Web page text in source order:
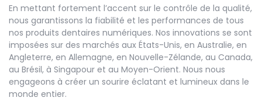
En mettant fortement l’accent sur le contrôle de la qualité,
nous garantissons la fiabilité et les performances de tous
nos produits dentaires numériques. Nos innovations se sont
imposées sur des marchés aux États-Unis, en Australie, en
Angleterre, en Allemagne, en Nouvelle-Zélande, au Canada,
au Brésil, à Singapour et au Moyen-Orient. Nous nous
engageons à créer un sourire éclatant et lumineux dans le
monde entier.